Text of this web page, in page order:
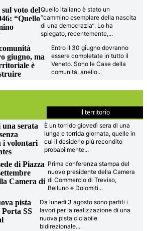
voto del
“Quello
Quello italiano è stato un
“cammino esemplare della nascita
di una democrazia”. Lo ha
spiegato, recentemente,...
giugno, ma
è
Entro il 30 giugno dovranno
essere completate in tutto il
Veneto. Sono le Case della
comunità, anello...
il territorio
serata
i volontari
È un torrido giovedì sera di una
lunga e torrida giornata, quelle in
cui il desiderio più recondito
probabilmente...
di Piazza
Camera di
Prima conferenza stampa del
nuovo presidente della Camera
di Commercio di Treviso,
Belluno e Dolomiti...
pista
Porta SS
Da lunedì 3 agosto sono partiti i
lavori per la realizzazione di una
nuova pista ciclabile
bidirezionale...